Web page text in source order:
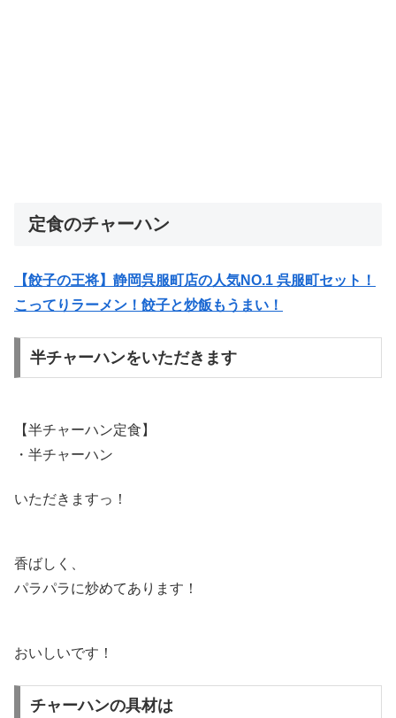
定食のチャーハン
【餃子の王将】静岡呉服町店の人気NO.1 呉服町セット！
こってりラーメン！餃子と炒飯もうまい！
半チャーハンをいただきます
【半チャーハン定食】
・半チャーハン
いただきますっ！
香ばしく、
パラパラに炒めてあります！
おいしいです！
チャーハンの具材は